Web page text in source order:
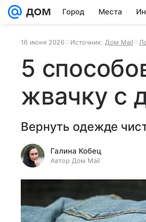
Город Места
16 июня 2026 Источник: Дом Mail
5
жвачку с
Вернуть одежде
Галина Кобец
Автор Дом Mail